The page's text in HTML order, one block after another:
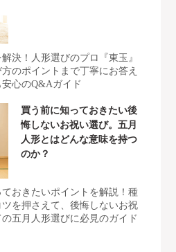
決！人形選びのプロ『東玉』
のポイントまで丁寧にお答え
心のQ&Aガイド
買う前に知っておきたい後
悔しないお祝い選び。五月
人形とはどんな意味を持つ
のか？
おきたいポイントを解説！種
を押さえて、後悔しないお祝
五月人形選びに必見のガイド